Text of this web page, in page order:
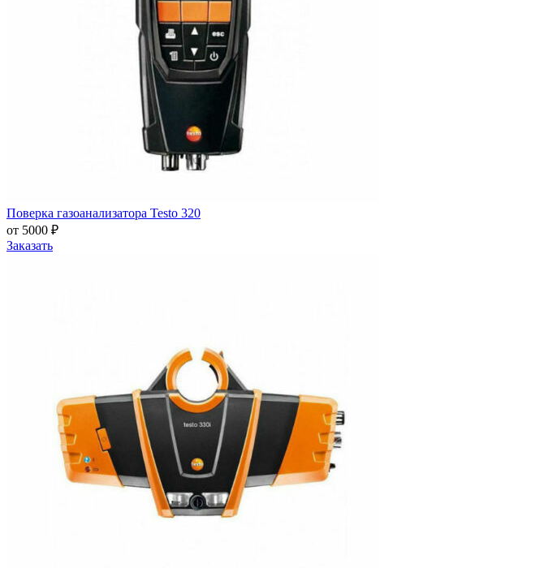
Поверка газоанализатора Testo 320
от 5000 ₽
Заказать